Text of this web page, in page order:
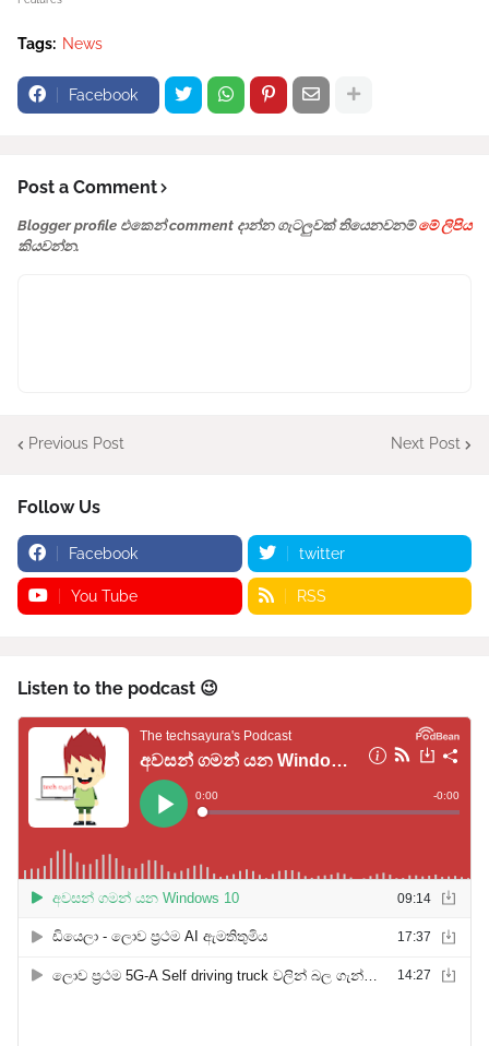
Tags: News
Facebook
Post a Comment
Blogger profile එකෙන් comment දාන්න ගැටලුවක් තියෙනවනම්මේ ලිපිය
කියවන්න.
Previous Post Next Post
Follow Us
Facebook twitter
You Tube RSS
Listen to the podcast 😉